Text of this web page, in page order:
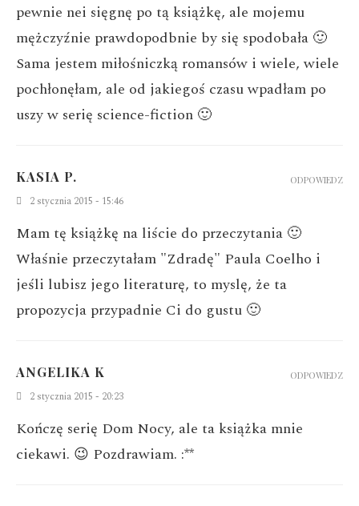
pewnie nei sięgnę po tą książkę, ale mojemu
mężczyźnie prawdopodbnie by się spodobała 🙂
Sama jestem miłośniczką romansów i wiele, wiele
pochłonęłam, ale od jakiegoś czasu wpadłam po
uszy w serię science-fiction 🙂
KASIA P.
2 stycznia 2015 - 15:46
Mam tę książkę na liście do przeczytania 🙂
Właśnie przeczytałam "Zdradę" Paula Coelho i
jeśli lubisz jego literaturę, to myslę, że ta
propozycja przypadnie Ci do gustu 🙂
ODPOWIEDZ
ANGELIKA K
2 stycznia 2015 - 20:23
Kończę serię Dom Nocy, ale ta książka mnie
ciekawi. 😉 Pozdrawiam. :**
ODPOWIEDZ